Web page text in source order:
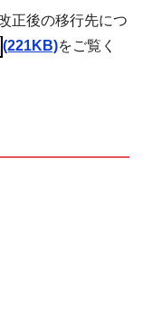
正後の移行先につ
(221KB)をご覧く